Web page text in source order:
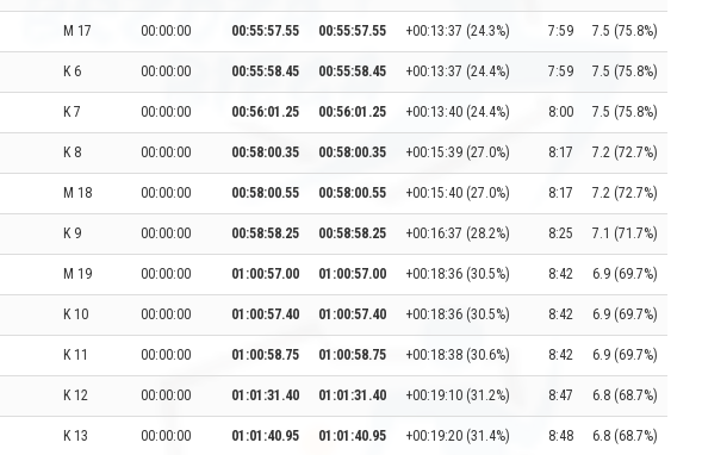
M 17 00:00:00 00:55:57.55 00:55:57.55 +00:13:37 (24.3%) 7:59 7.5 (75.8%)
K 6 00:00:00 00:55:58.45 00:55:58.45 +00:13:37 (24.4%) 7:59 7.5 (75.8%)
K 7 00:00:00 00:56:01.25 00:56:01.25 +00:13:40 (24.4%) 8:00 7.5 (75.8%)
K 8 00:00:00 00:58:00.35 00:58:00.35 +00:15:39 (27.0%) 8:17 7.2 (72.7%)
M 18 00:00:00 00:58:00.55 00:58:00.55 +00:15:40 (27.0%) 8:17 7.2 (72.7%)
K 9 00:00:00 00:58:58.25 00:58:58.25 +00:16:37 (28.2%) 8:25 7.1 (71.7%)
M 19 00:00:00 01:00:57.00 01:00:57.00 +00:18:36 (30.5%) 8:42 6.9 (69.7%)
K 10 00:00:00 01:00:57.40 01:00:57.40 +00:18:36 (30.5%) 8:42 6.9 (69.7%)
K 11 00:00:00 01:00:58.75 01:00:58.75 +00:18:38 (30.6%) 8:42 6.9 (69.7%)
K 12 00:00:00 01:01:31.40 01:01:31.40 +00:19:10 (31.2%) 8:47 6.8 (68.7%)
K 13 00:00:00 01:01:40.95 01:01:40.95 +00:19:20 (31.4%) 8:48 6.8 (68.7%)